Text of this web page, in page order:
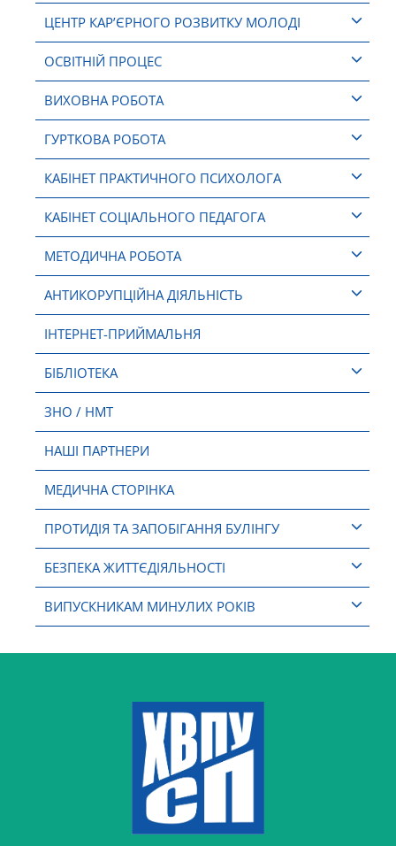
ЦЕНТР КАР’ЄРНОГО РОЗВИТКУ МОЛОДІ
ОСВІТНІЙ ПРОЦЕС
ВИХОВНА РОБОТА
ГУРТКОВА РОБОТА
КАБІНЕТ ПРАКТИЧНОГО ПСИХОЛОГА
КАБІНЕТ СОЦІАЛЬНОГО ПЕДАГОГА
МЕТОДИЧНА РОБОТА
АНТИКОРУПЦІЙНА ДІЯЛЬНІСТЬ
ІНТЕРНЕТ-ПРИЙМАЛЬНЯ
БІБЛІОТЕКА
ЗНО / НМТ
НАШІ ПАРТНЕРИ
МЕДИЧНА СТОРІНКА
ПРОТИДІЯ ТА ЗАПОБІГАННЯ БУЛІНГУ
БЕЗПЕКА ЖИТТЄДІЯЛЬНОСТІ
ВИПУСКНИКАМ МИНУЛИХ РОКІВ